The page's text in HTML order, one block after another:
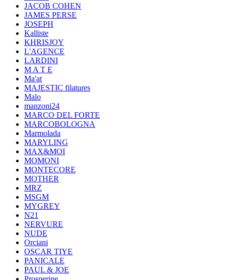
JACOB COHEN
JAMES PERSE
JOSEPH
Kalliste
KHRISJOY
L'AGENCE
LARDINI
M A T E
Ma'at
MAJESTIC filatures
Malo
manzoni24
MARCO DEL FORTE
MARCOBOLOGNA
Marmolada
MARYLING
MAX&MOI
MOMONI
MONTECORE
MOTHER
MRZ
MSGM
MYGREY
N21
NERVURE
NUDE
Orciani
OSCAR TIYE
PANICALE
PAUL & JOE